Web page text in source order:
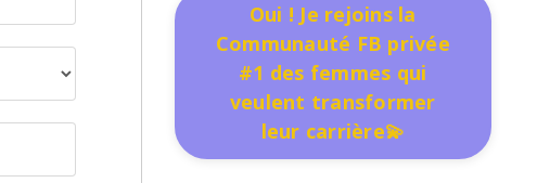
Oui ! Je rejoins la
Communauté FB privée
#1 des femmes qui
veulent transformer
leur carrière💫